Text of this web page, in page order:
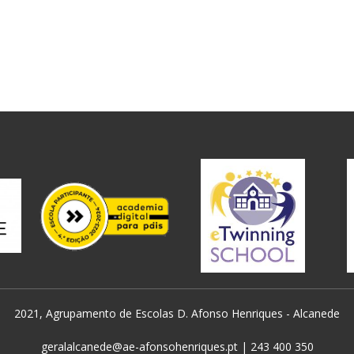
2021, Agrupamento de Escolas D. Afonso Henriques - Alcanede
geralalcanede@ae-afonsohenriques.pt | 243 400 350